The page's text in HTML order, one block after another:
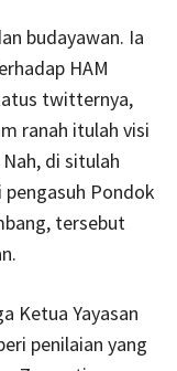
budayawan. Ia
HAM
twitternya,
ranah itulah visi
di situlah
Pondok
tersebut
Ketua Yayasan
penilaian yang